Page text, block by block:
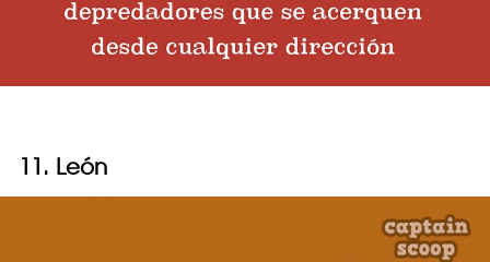
11. León